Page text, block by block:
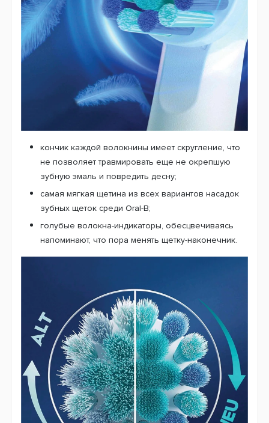
кончик каждой волокнины имеет скругление, что
не позволяет травмировать еще не окрепшую
зубную эмаль и повредить десну;
самая мягкая щетина из всех вариантов насадок
зубных щеток среди Oral-B;
голубые волокна-индикаторы, обесцвечиваясь
напоминают, что пора менять щетку-наконечник.